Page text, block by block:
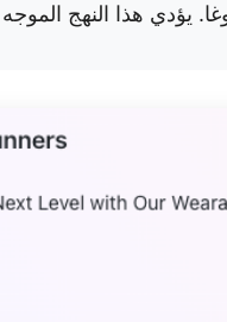
يؤدي هذا النهج